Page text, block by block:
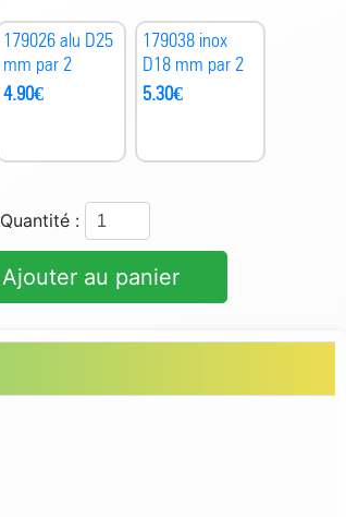
179026 alu D25
mm par 2
4.90€
179038 inox
D18 mm par 2
5.30€
Quantité :
Ajouter au panier